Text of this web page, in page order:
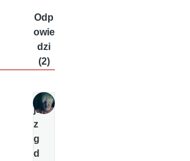
Odp
owie
dzi
(2)
ja
z
g
d